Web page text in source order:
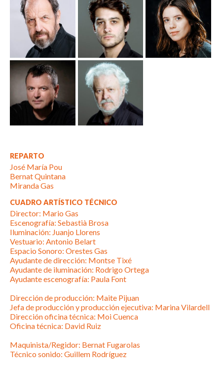
REPARTO
José María Pou
Bernat Quintana
Miranda Gas
CUADRO ARTÍSTICO TÉCNICO
Director: Mario Gas
Escenografía: Sebastià Brosa
Iluminación: Juanjo Llorens
Vestuario: Antonio Belart
Espacio Sonoro: Orestes Gas
Ayudante de dirección: Montse Tixé
Ayudante de iluminación: Rodrigo Ortega
Ayudante escenografía: Paula Font
Dirección de producción: Maite Pijuan
Jefa de producción y producción ejecutiva: Marina Vilardell
Dirección oficina técnica: Moi Cuenca
Oficina técnica: David Ruiz
Maquinista/Regidor: Bernat Fugarolas
Técnico sonido: Guillem Rodríguez